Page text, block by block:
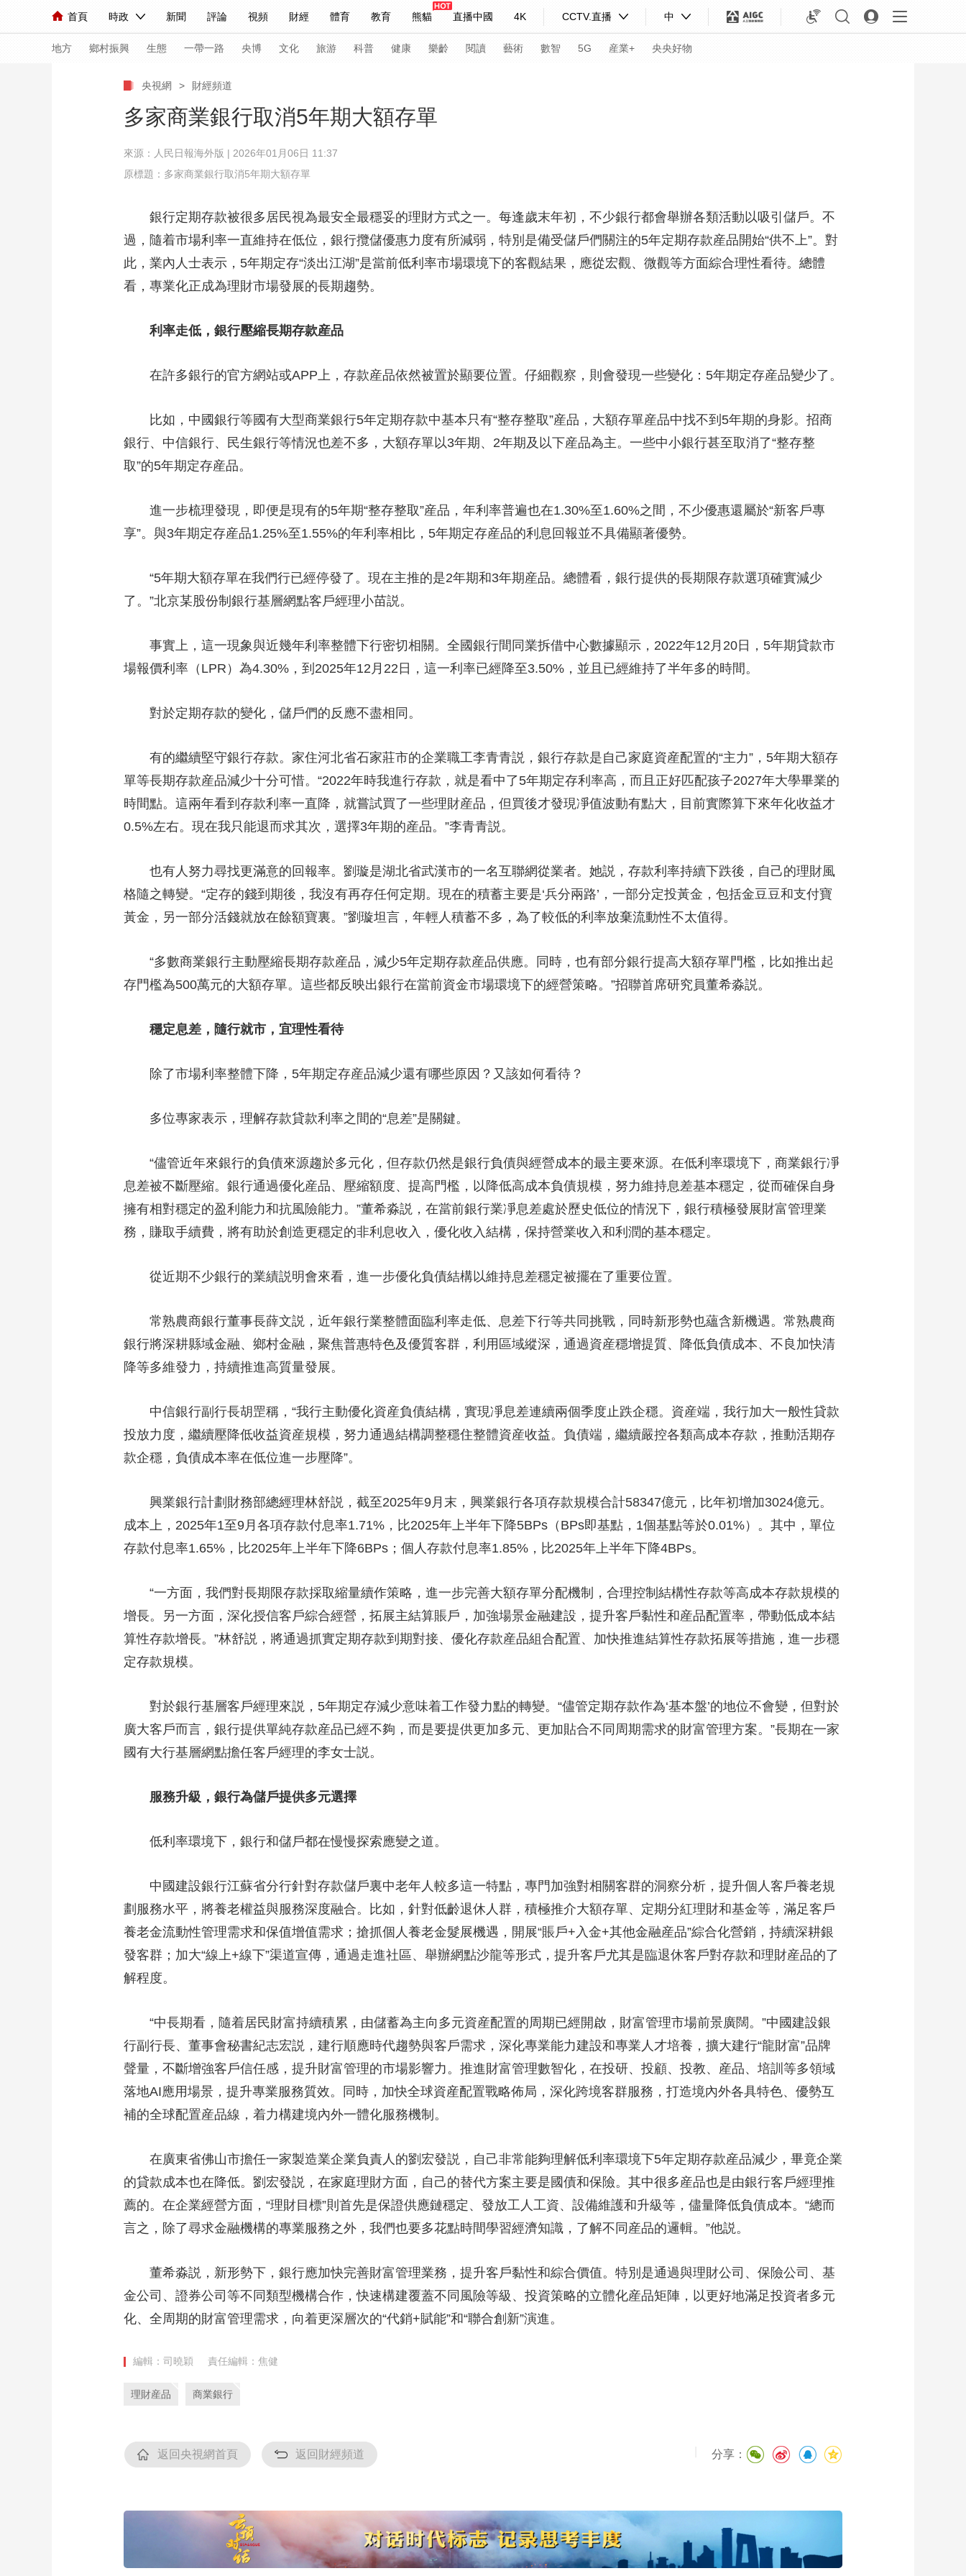
首頁 時政 新聞 評論 視頻 財經 體育 教育 熊貓 直播中國 4K CCTV.直播 中
人民領袖習近平 聯播+ 中國領導人 央視快評 習式妙語 熱解讀 天天學習
直播 片庫 欄目大全 節目單 聽音 微視頻 主持人 下載央視影音
海外頻道 iPanda English Монгол
地方 鄉村振興 生態 一帶一路 央博 文化 旅游 科普 健康 樂齡 閱讀 藝術 數智 5G 産業+ 央央好物
小央視頻 小央直播 直播中國 熊貓頻道 VR/AR 4K專區 全景新聞
前線 比劃 快看 藍海中國 新兵請入列 人生第一次 人生第二次
直播 競猜 2026年世界盃 2026年冬奧會 CBA
大國展會 大國保險 雲頂對話 雲起 超級工廠 智敬中國 全民健康 顏選攻略 海洋 時尚 天氣 才藝 網展 央央好物
CCTV.節目官網 直播 節目單
央視網 > 財經頻道
多家商業銀行取消5年期大額存單
來源：人民日報海外版 | 2026年01月06日 11:37
原標題：多家商業銀行取消5年期大額存單
銀行定期存款被很多居民視為最安全最穩妥的理財方式之一。每逢歲末年初，不少銀行都會舉辦各類活動以吸引儲戶。不
過，隨着市場利率一直維持在低位，銀行攬儲優惠力度有所減弱，特別是備受儲戶們關注的5年定期存款産品開始“供不上”。對
此，業內人士表示，5年期定存“淡出江湖”是當前低利率市場環境下的客觀結果，應從宏觀、微觀等方面綜合理性看待。總體
看，專業化正成為理財市場發展的長期趨勢。
利率走低，銀行壓縮長期存款産品
在許多銀行的官方網站或APP上，存款産品依然被置於顯要位置。仔細觀察，則會發現一些變化：5年期定存産品變少了。
比如，中國銀行等國有大型商業銀行5年定期存款中基本只有“整存整取”産品，大額存單産品中找不到5年期的身影。招商
銀行、中信銀行、民生銀行等情況也差不多，大額存單以3年期、2年期及以下産品為主。一些中小銀行甚至取消了“整存整
取”的5年期定存産品。
進一步梳理發現，即便是現有的5年期“整存整取”産品，年利率普遍也在1.30%至1.60%之間，不少優惠還屬於“新客戶專
享”。與3年期定存産品1.25%至1.55%的年利率相比，5年期定存産品的利息回報並不具備顯著優勢。
“5年期大額存單在我們行已經停發了。現在主推的是2年期和3年期産品。總體看，銀行提供的長期限存款選項確實減少
了。”北京某股份制銀行基層網點客戶經理小苗説。
事實上，這一現象與近幾年利率整體下行密切相關。全國銀行間同業拆借中心數據顯示，2022年12月20日，5年期貸款市
場報價利率（LPR）為4.30%，到2025年12月22日，這一利率已經降至3.50%，並且已經維持了半年多的時間。
對於定期存款的變化，儲戶們的反應不盡相同。
有的繼續堅守銀行存款。家住河北省石家莊市的企業職工李青青説，銀行存款是自己家庭資産配置的“主力”，5年期大額存
單等長期存款産品減少十分可惜。“2022年時我進行存款，就是看中了5年期定存利率高，而且正好匹配孩子2027年大學畢業的
時間點。這兩年看到存款利率一直降，就嘗試買了一些理財産品，但買後才發現凈值波動有點大，目前實際算下來年化收益才
0.5%左右。現在我只能退而求其次，選擇3年期的産品。”李青青説。
也有人努力尋找更滿意的回報率。劉璇是湖北省武漢市的一名互聯網從業者。她説，存款利率持續下跌後，自己的理財風
格隨之轉變。“定存的錢到期後，我沒有再存任何定期。現在的積蓄主要是‘兵分兩路’，一部分定投黃金，包括金豆豆和支付寶
黃金，另一部分活錢就放在餘額寶裏。”劉璇坦言，年輕人積蓄不多，為了較低的利率放棄流動性不太值得。
“多數商業銀行主動壓縮長期存款産品，減少5年定期存款産品供應。同時，也有部分銀行提高大額存單門檻，比如推出起
存門檻為500萬元的大額存單。這些都反映出銀行在當前資金市場環境下的經營策略。”招聯首席研究員董希淼説。
穩定息差，隨行就市，宜理性看待
除了市場利率整體下降，5年期定存産品減少還有哪些原因？又該如何看待？
多位專家表示，理解存款貸款利率之間的“息差”是關鍵。
“儘管近年來銀行的負債來源趨於多元化，但存款仍然是銀行負債與經營成本的最主要來源。在低利率環境下，商業銀行凈
息差被不斷壓縮。銀行通過優化産品、壓縮額度、提高門檻，以降低高成本負債規模，努力維持息差基本穩定，從而確保自身
擁有相對穩定的盈利能力和抗風險能力。”董希淼説，在當前銀行業凈息差處於歷史低位的情況下，銀行積極發展財富管理業
務，賺取手續費，將有助於創造更穩定的非利息收入，優化收入結構，保持營業收入和利潤的基本穩定。
從近期不少銀行的業績説明會來看，進一步優化負債結構以維持息差穩定被擺在了重要位置。
常熟農商銀行董事長薛文説，近年銀行業整體面臨利率走低、息差下行等共同挑戰，同時新形勢也蘊含新機遇。常熟農商
銀行將深耕縣域金融、鄉村金融，聚焦普惠特色及優質客群，利用區域縱深，通過資産穩增提質、降低負債成本、不良加快清
降等多維發力，持續推進高質量發展。
中信銀行副行長胡罡稱，“我行主動優化資産負債結構，實現凈息差連續兩個季度止跌企穩。資産端，我行加大一般性貸款
投放力度，繼續壓降低收益資産規模，努力通過結構調整穩住整體資産收益。負債端，繼續嚴控各類高成本存款，推動活期存
款企穩，負債成本率在低位進一步壓降”。
興業銀行計劃財務部總經理林舒説，截至2025年9月末，興業銀行各項存款規模合計58347億元，比年初增加3024億元。
成本上，2025年1至9月各項存款付息率1.71%，比2025年上半年下降5BPs（BPs即基點，1個基點等於0.01%）。其中，單位
存款付息率1.65%，比2025年上半年下降6BPs；個人存款付息率1.85%，比2025年上半年下降4BPs。
“一方面，我們對長期限存款採取縮量續作策略，進一步完善大額存單分配機制，合理控制結構性存款等高成本存款規模的
增長。另一方面，深化授信客戶綜合經營，拓展主結算賬戶，加強場景金融建設，提升客戶黏性和産品配置率，帶動低成本結
算性存款增長。”林舒説，將通過抓實定期存款到期對接、優化存款産品組合配置、加快推進結算性存款拓展等措施，進一步穩
定存款規模。
對於銀行基層客戶經理來説，5年期定存減少意味着工作發力點的轉變。“儘管定期存款作為‘基本盤’的地位不會變，但對於
廣大客戶而言，銀行提供單純存款産品已經不夠，而是要提供更加多元、更加貼合不同周期需求的財富管理方案。”長期在一家
國有大行基層網點擔任客戶經理的李女士説。
服務升級，銀行為儲戶提供多元選擇
低利率環境下，銀行和儲戶都在慢慢探索應變之道。
中國建設銀行江蘇省分行針對存款儲戶裏中老年人較多這一特點，專門加強對相關客群的洞察分析，提升個人客戶養老規
劃服務水平，將養老權益與服務深度融合。比如，針對低齡退休人群，積極推介大額存單、定期分紅理財和基金等，滿足客戶
養老金流動性管理需求和保值增值需求；搶抓個人養老金髮展機遇，開展“賬戶+入金+其他金融産品”綜合化營銷，持續深耕銀
發客群；加大“線上+線下”渠道宣傳，通過走進社區、舉辦網點沙龍等形式，提升客戶尤其是臨退休客戶對存款和理財産品的了
解程度。
“中長期看，隨着居民財富持續積累，由儲蓄為主向多元資産配置的周期已經開啟，財富管理市場前景廣闊。”中國建設銀
行副行長、董事會秘書紀志宏説，建行順應時代趨勢與客戶需求，深化專業能力建設和專業人才培養，擴大建行“龍財富”品牌
聲量，不斷增強客戶信任感，提升財富管理的市場影響力。推進財富管理數智化，在投研、投顧、投教、産品、培訓等多領域
落地AI應用場景，提升專業服務質效。同時，加快全球資産配置戰略佈局，深化跨境客群服務，打造境內外各具特色、優勢互
補的全球配置産品線，着力構建境內外一體化服務機制。
在廣東省佛山市擔任一家製造業企業負責人的劉宏發説，自己非常能夠理解低利率環境下5年定期存款産品減少，畢竟企業
的貸款成本也在降低。劉宏發説，在家庭理財方面，自己的替代方案主要是國債和保險。其中很多産品也是由銀行客戶經理推
薦的。在企業經營方面，“理財目標”則首先是保證供應鏈穩定、發放工人工資、設備維護和升級等，儘量降低負債成本。“總而
言之，除了尋求金融機構的專業服務之外，我們也要多花點時間學習經濟知識，了解不同産品的邏輯。”他説。
董希淼説，新形勢下，銀行應加快完善財富管理業務，提升客戶黏性和綜合價值。特別是通過與理財公司、保險公司、基
金公司、證券公司等不同類型機構合作，快速構建覆蓋不同風險等級、投資策略的立體化産品矩陣，以更好地滿足投資者多元
化、全周期的財富管理需求，向着更深層次的“代銷+賦能”和“聯合創新”演進。
編輯：司曉穎 責任編輯：焦健
理財産品 商業銀行
返回央視網首頁 返回財經頻道 分享：